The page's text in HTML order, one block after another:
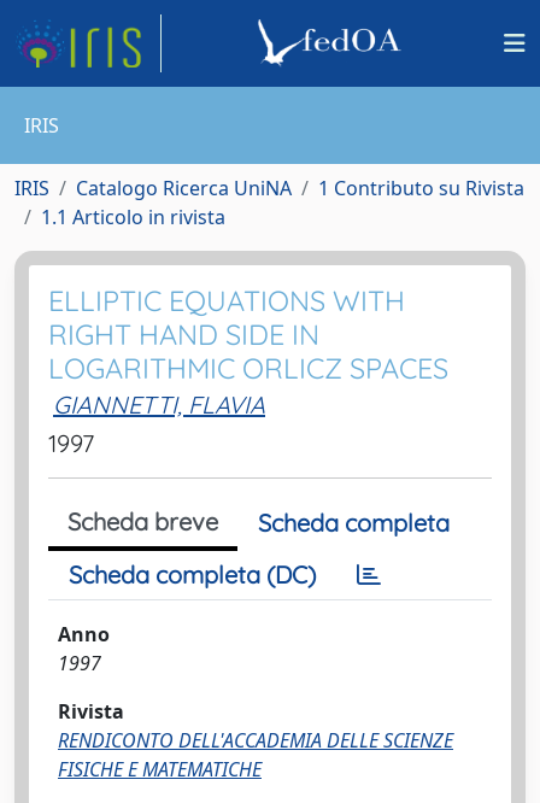
IRIS
IRIS Catalogo Ricerca UniNA
1 Contributo su Rivista
1.1 Articolo in rivista
ELLIPTIC EQUATIONS WITH
RIGHT HAND SIDE IN
LOGARITHMIC ORLICZ SPACES
GIANNETTI, FLAVIA
1997
Scheda breve
Scheda completa
Scheda completa (DC)
Anno
1997
Rivista
RENDICONTO DELL'ACCADEMIA DELLE SCIENZE
FISICHE E MATEMATICHE